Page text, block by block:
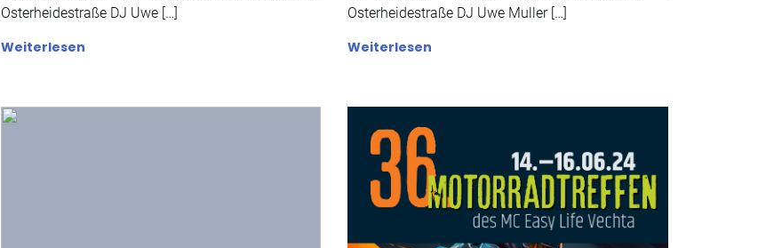
Osterheidestraße DJ Uwe […]
Weiterlesen
Osterheidestraße DJ Uwe Muller […]
Weiterlesen